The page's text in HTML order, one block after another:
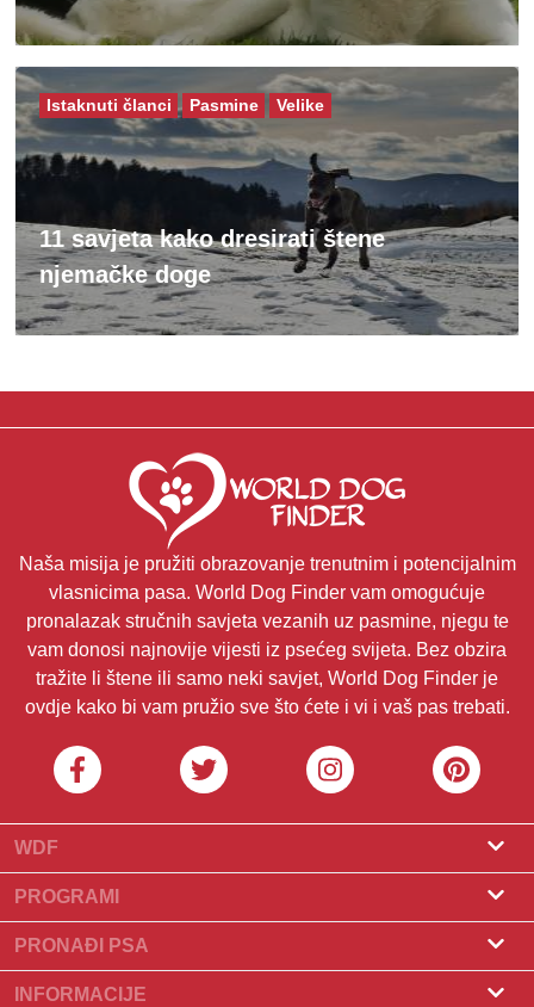
11 savjeta kako dresirati štene
njemačke doge
Istaknuti članci Pasmine Velike
Naša misija je pružiti obrazovanje trenutnim i potencijalnim
vlasnicima pasa. World Dog Finder vam omogućuje
pronalazak stručnih savjeta vezanih uz pasmine, njegu te
vam donosi najnovije vijesti iz psećeg svijeta. Bez obzira
tražite li štene ili samo neki savjet, World Dog Finder je
ovdje kako bi vam pružio sve što ćete i vi i vaš pas trebati.
WDF
O nama
Što je World Dog Finder
Koje saveze prihvaćamo?
PROGRAMI
Program za uzgajivače
Program za groomere
PRONAĐI PSA
Pronađite uzgajivača
INFORMACIJE